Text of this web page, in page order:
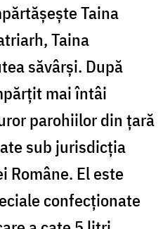
Taina
Taina
săvârşi. După
mai întâi
parohiilor din ţară
sub jurisdicţia
Române. El este
confecționate